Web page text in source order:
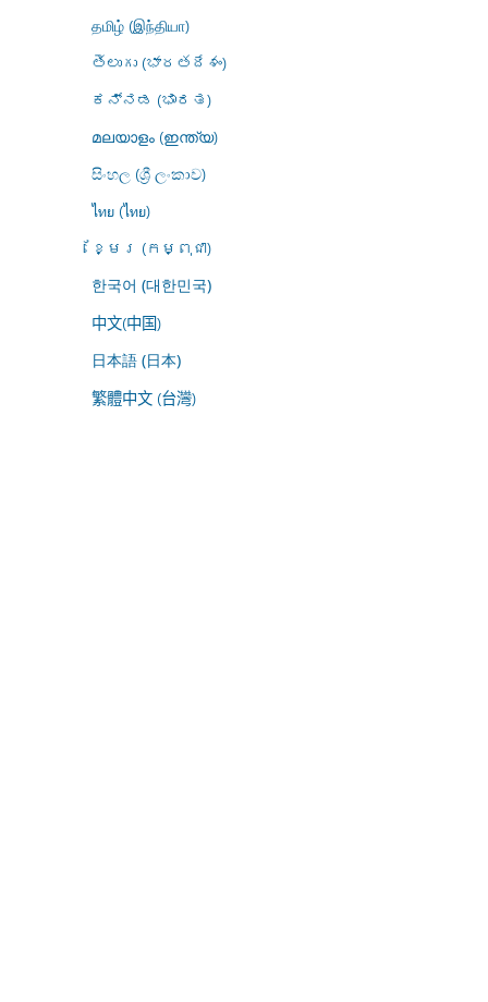
தமிழ் (இந்தியா)
తెలుగు (భారతదేశం)
ಕನ್ನಡ (ಭಾರತ)
മലയാളം (ഇന്ത്യ)
සිංහල (ශ්‍රී ලංකාව)
ไทย (ไทย)
ខ្មែរ (កម្ពុជា)
한국어 (대한민국)
中文(中国)
日本語 (日本)
繁體中文 (台灣)